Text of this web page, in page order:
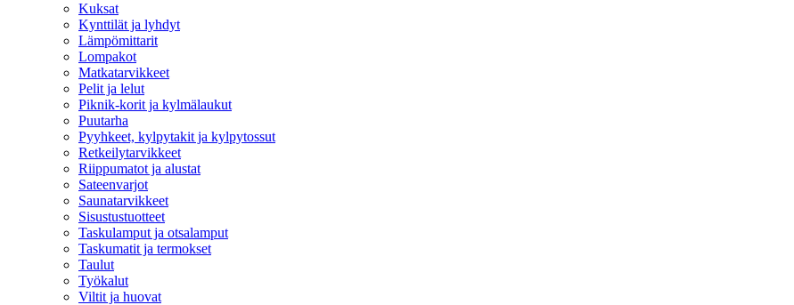
Kuksat
Kynttilät ja lyhdyt
Lämpömittarit
Lompakot
Matkatarvikkeet
Pelit ja lelut
Piknik-korit ja kylmälaukut
Puutarha
Pyyhkeet, kylpytakit ja kylpytossut
Retkeilytarvikkeet
Riippumatot ja alustat
Sateenvarjot
Saunatarvikkeet
Sisustustuotteet
Taskulamput ja otsalamput
Taskumatit ja termokset
Taulut
Työkalut
Viltit ja huovat